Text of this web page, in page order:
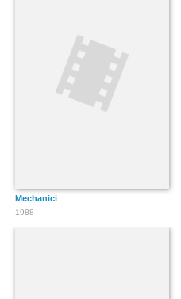
Mechanici
1988